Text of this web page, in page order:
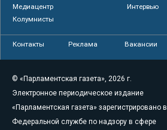
Медиацентр
Интервью
Колумнисты
Контакты Реклама Вакансии
© «Парламентская газета», 2026 г.
Электронное периодическое издание
«Парламентская газета» зарегистрировано в
Федеральной службе по надзору в сфере